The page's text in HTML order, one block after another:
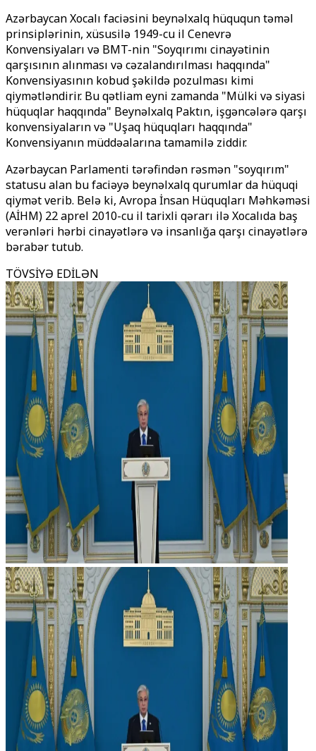
Azərbaycan Xocalı faciəsini beynəlxalq hüququn təməl
prinsiplərinin, xüsusilə 1949-cu il Cenevrə
Konvensiyaları və BMT-nin "Soyqırımı cinayətinin
qarşısının alınması və cəzalandırılması haqqında"
Konvensiyasının kobud şəkildə pozulması kimi
qiymətləndirir. Bu qətliam eyni zamanda "Mülki və siyasi
hüquqlar haqqında" Beynəlxalq Paktın, işgəncələrə qarşı
konvensiyaların və "Uşaq hüquqları haqqında"
Konvensiyanın müddəalarına tamamilə ziddir.
Azərbaycan Parlamenti tərəfindən rəsmən "soyqırım"
statusu alan bu faciəyə beynəlxalq qurumlar da hüquqi
qiymət verib. Belə ki, Avropa İnsan Hüquqları Məhkəməsi
(AİHM) 22 aprel 2010-cu il tarixli qərarı ilə Xocalıda baş
verənləri hərbi cinayətlərə və insanlığa qarşı cinayətlərə
bərabər tutub.
TÖVSİYƏ EDİLƏN